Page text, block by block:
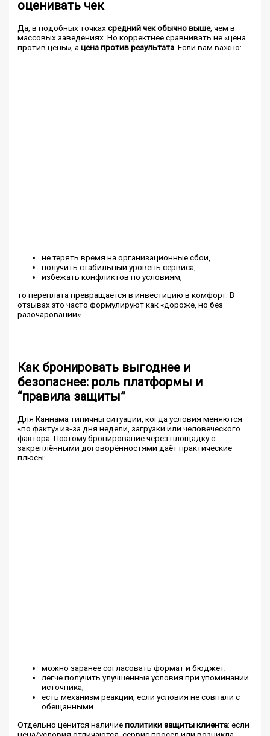
оценивать чек
Да, в подобных точкахсредний чек обычно выше, чем в
массовых заведениях. Но корректнее сравнивать не «цена
против цены», ацена против результата . Если вам важно:
не терять время на организационные сбои,
получить стабильный уровень сервиса,
избежать конфликтов по условиям,
то переплата превращается в инвестицию в комфорт. В
отзывах это часто формулируют как «дороже, но без
разочарований».
Как бронировать выгоднее и
безопаснее: роль платформы и
“правила защиты”
Для Каннама типичны ситуации, когда условия меняются
«по факту» из‑за дня недели, загрузки или человеческого
фактора. Поэтому бронирование через площадку с
закреплёнными договорённостями даёт практические
плюсы:
можно заранее согласовать формат и бюджет;
легче получить улучшенные условия при упоминании
источника;
есть механизм реакции, если условия не совпали с
обещанными.
Отдельно ценится наличиеполитики защиты клиента: если